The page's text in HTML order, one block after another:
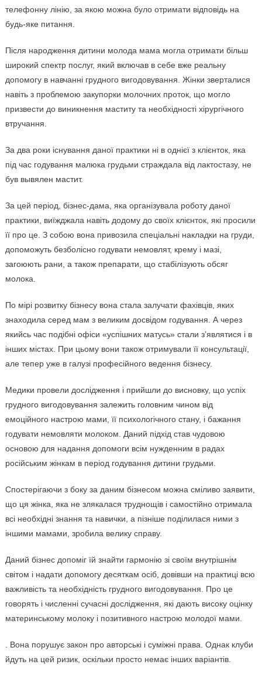
телефонну лінію, за якою можна було отримати відповідь на
будь-яке питання.
Після народження дитини молода мама могла отримати більш
широкий спектр послуг, який включав в себе вже реальну
допомогу в навчанні грудного вигодовування. Жінки зверталися
навіть з проблемою закупорки молочних проток, що могло
призвести до виникнення маститу та необхідності хірургічного
втручання.
За два роки існування даної практики ні в однієї з клієнток, яка
під час годування малюка грудьми страждала від лактостазу, не
був вывялен мастит.
За цей період, бізнес-дама, яка організувала роботу даної
практики, виїжджала навіть додому до своїх клієнток, які просили
її про це. З собою вона привозила спеціальні накладки на груди,
допоможуть безболісно годувати немовлят, крему і мазі,
загоюють рани, а також препарати, що стабілізують обсяг
молока.
По мірі розвитку бізнесу вона стала залучати фахівців, яких
знаходила серед мам з великим досвідом годування. А через
якийсь час подібні офіси «успішних матусь» стали з’являтися і в
інших містах. При цьому вони також отримували її консультації,
але тепер уже в галузі професійного ведення бізнесу.
Медики провели дослідження і прийшли до висновку, що успіх
грудного вигодовування залежить головним чином від
емоційного настрою мами, її психологічного стану, і бажання
годувати немовляти молоком. Даний підхід став чудовою
основою для надання допомоги всім нужденним в радах
російським жінкам в період годування дитини грудьми.
Спостерігаючи з боку за даним бізнесом можна сміливо заявити,
що ця жінка, яка не злякалася труднощів і самостійно отримала
всі необхідні знання та навички, а пізніше поділилася ними з
іншими мамами, зробила велику справу.
Даний бізнес допоміг їй знайти гармонію зі своїм внутрішнім
світом і надати допомогу десяткам осіб, довівши на практиці всю
важливість та необхідність грудного вигодовування. Про це
говорять і численні сучасні дослідження, які дають високу оцінку
материнському молоку і позитивного настрою молодої мами.
. Вона порушує закон про авторські і суміжні права. Однак клуби
йдуть на цей ризик, оскільки просто немає інших варіантів.